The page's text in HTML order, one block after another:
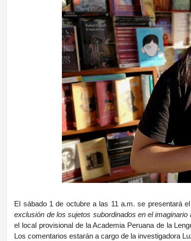
El sábado 1 de octubre a las 11 a.m. se presentará
exclusión de los sujetos subordinados en el imaginario
el local provisional de la Academia Peruana de la
Los comentarios estarán a cargo de la investigadora